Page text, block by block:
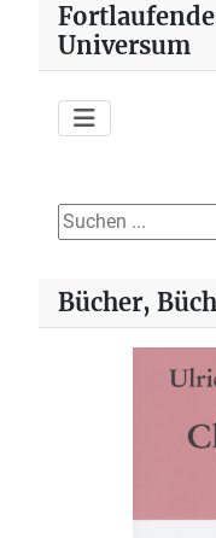
Universum
Suchen ...
Bücher,